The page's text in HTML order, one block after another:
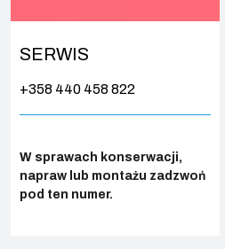
SERWIS
+358 440 458 822
W sprawach konserwacji,
napraw lub montażu zadzwoń
pod ten numer.